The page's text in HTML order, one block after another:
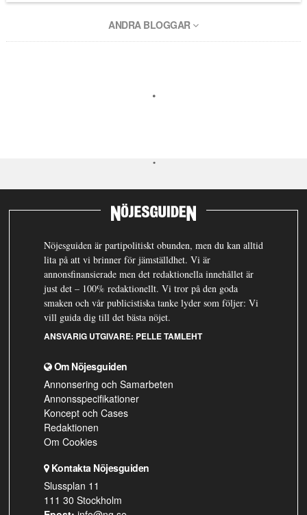
ANDRA BLOGGAR
Nöjesguiden är partipolitiskt obunden, men du kan alltid
lita på att vi brinner för jämställdhet. Vi är
annonsfinansierade men det redaktionella innehållet är
just det – 100% redaktionellt. Vi tror på den goda
smaken och vår publicistiska tanke lyder som följer: Vi
vill guida dig till det bästa nöjet.
ANSVARIG UTGIVARE: PELLE TAMLEHT
Om Nöjesguiden
Annonsering och Samarbeten
Annonsspecifikationer
Koncept och Cases
Redaktionen
Om Cookies
Kontakta Nöjesguiden
Slussplan 11
111 30 Stockholm